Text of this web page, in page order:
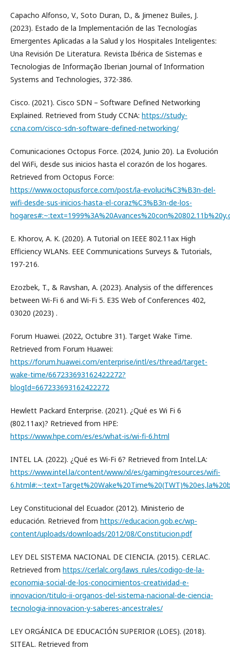
Capacho Alfonso, V., Soto Duran, D., & Jimenez Builes, J.
(2023). Estado de la Implementación de las Tecnologías
Emergentes Aplicadas a la Salud y los Hospitales Inteligentes:
Una Revisión De Literatura. Revista Ibérica de Sistemas e
Tecnologias de Informação Iberian Journal of Information
Systems and Technologies, 372-386.
Cisco. (2021). Cisco SDN – Software Defined Networking
Explained. Retrieved from Study CCNA: https://study-
ccna.com/cisco-sdn-software-defined-networking/
Comunicaciones Octopus Force. (2024, Junio 20). La Evolución
del WiFi, desde sus inicios hasta el corazón de los hogares.
Retrieved from Octopus Force:
https://www.octopusforce.com/post/la-evoluci%C3%B3n-del-
wifi-desde-sus-inicios-hasta-el-coraz%C3%B3n-de-los-
E. Khorov, A. K. (2020). A Tutorial on IEEE 802.11ax High
Efficiency WLANs. EEE Communications Surveys & Tutorials,
197-216.
Ezozbek, T., & Ravshan, A. (2023). Analysis of the differences
between Wi-Fi 6 and Wi-Fi 5. E3S Web of Conferences 402,
03020 (2023) .
Forum Huawei. (2022, Octubre 31). Target Wake Time.
Retrieved from Forum Huawei:
https://forum.huawei.com/enterprise/intl/es/thread/target-
wake-time/667233693162422272?
blogId=667233693162422272
Hewlett Packard Enterprise. (2021). ¿Qué es Wi Fi 6
(802.11ax)? Retrieved from HPE:
https://www.hpe.com/es/es/what-is/wi-fi-6.html
INTEL LA. (2022). ¿Qué es Wi-Fi 6? Retrieved from Intel.LA:
https://www.intel.la/content/www/xl/es/gaming/resources/wifi-
Ley Constitucional del Ecuador. (2012). Ministerio de
educación. Retrieved from https://educacion.gob.ec/wp-
content/uploads/downloads/2012/08/Constitucion.pdf
LEY DEL SISTEMA NACIONAL DE CIENCIA. (2015). CERLAC.
Retrieved from https://cerlalc.org/laws_rules/codigo-de-la-
economia-social-de-los-conocimientos-creatividad-e-
innovacion/titulo-ii-organos-del-sistema-nacional-de-ciencia-
tecnologia-innovacion-y-saberes-ancestrales/
LEY ORGÁNICA DE EDUCACIÓN SUPERIOR (LOES). (2018).
SITEAL. Retrieved from